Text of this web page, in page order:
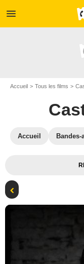
menu
Accueil Tous les films
Accueil